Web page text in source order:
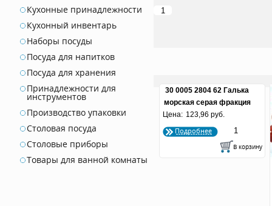
Кухонные принадлежности
Кухонный инвентарь
Наборы посуды
Посуда для напитков
Посуда для хранения
Принадлежности для
инструментов
Производство упаковки
Столовая посуда
Столовые приборы
Товары для ванной комнаты
30 0005 2804 62 Галька
морская серая фракция
100-130 мм. вес 2800 г
Цена: 123,96 руб.
Подробнее